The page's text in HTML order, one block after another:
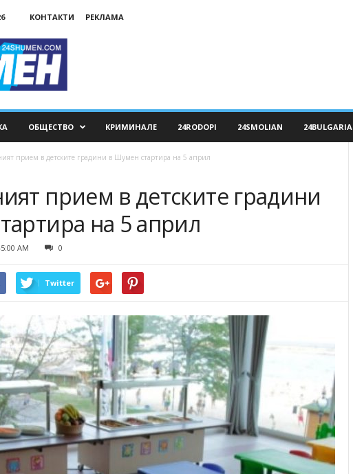
КОНТАКТИ РЕКЛАМА
ОБЩЕСТВО КРИМИНАЛЕ 24RODOPI 24SMOLIAN 24BULGARIA
прием в детските градини в Шумен стартира на 5 април
прием в детските градини
на 5 април
AM 0
Twitter